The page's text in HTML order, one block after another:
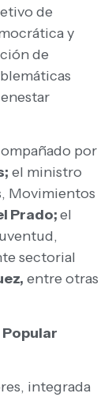
de
y
de
por
el ministro
Movimientos
Prado;el
sectorial
entre otras
Popular
integrada